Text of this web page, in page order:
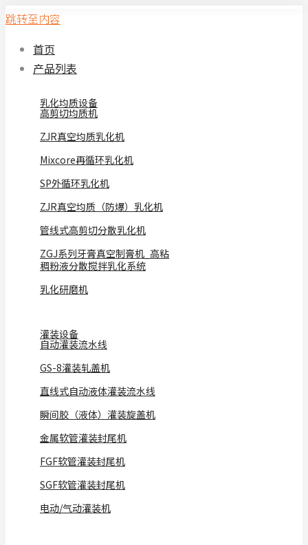
跳转至内容
首页
产品列表
乳化均质设备
高剪切均质机
ZJR真空均质乳化机
Mixcore再循环乳化机
SP外循环乳化机
ZJR真空均质（防爆）乳化机
管线式高剪切分散乳化机
ZGJ系列牙膏真空制膏机_高粘
稠粉液分散搅拌乳化系统
乳化研磨机
灌装设备
自动灌装流水线
GS-8灌装轧盖机
直线式自动液体灌装流水线
瞬间胶（液体）灌装旋盖机
金属软管灌装封尾机
FGF软管灌装封尾机
SGF软管灌装封尾机
电动/气动灌装机